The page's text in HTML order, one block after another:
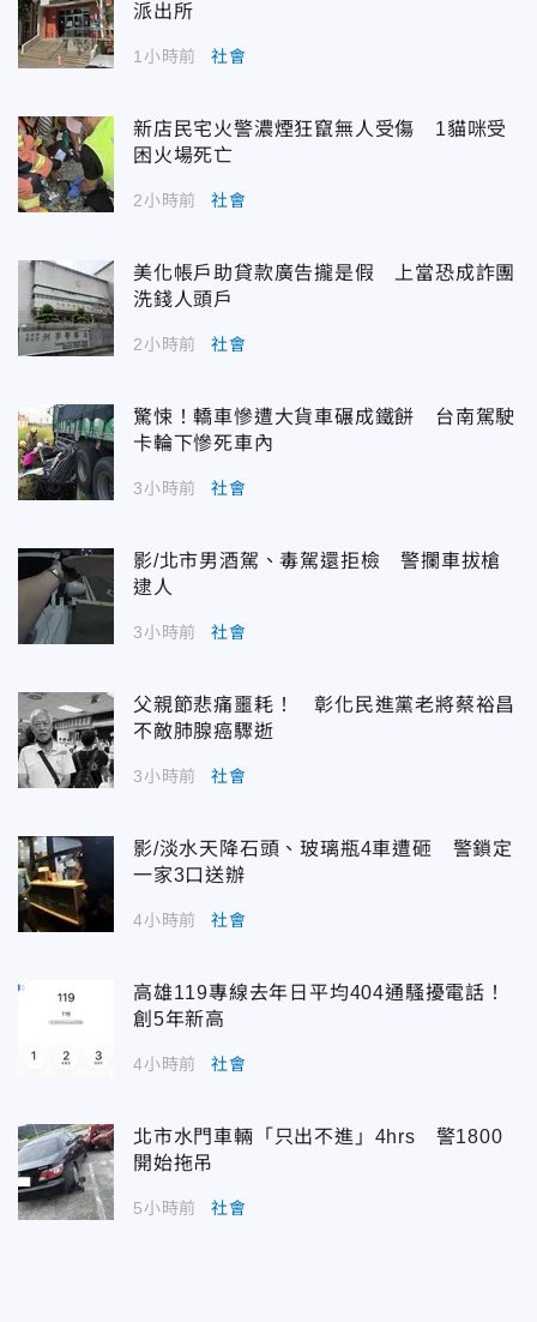
派出所
1小時前 社會
新店民宅火警濃煙狂竄無人受傷 1貓咪受
困火場死亡
2小時前 社會
美化帳戶助貸款廣告攏是假 上當恐成詐團
洗錢人頭戶
2小時前 社會
驚悚！轎車慘遭大貨車碾成鐵餅 台南駕駛
卡輪下慘死車內
3小時前 社會
影/北市男酒駕、毒駕還拒檢 警攔車拔槍
逮人
3小時前 社會
父親節悲痛噩耗！ 彰化民進黨老將蔡裕昌
不敵肺腺癌驟逝
3小時前 社會
影/淡水天降石頭、玻璃瓶4車遭砸 警鎖定
一家3口送辦
4小時前 社會
高雄119專線去年日平均404通騷擾電話！
創5年新高
4小時前 社會
北市水門車輛「只出不進」4hrs 警1800
開始拖吊
5小時前 社會